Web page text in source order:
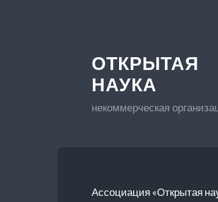
ОТКРЫТАЯ
НАУКА
некоммерческая
Ассоциация «Открытая